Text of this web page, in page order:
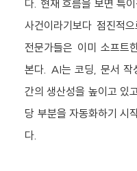
다. 현재 흐름을 보면 특
사건이라기보다 점진적
전문가들은 이미 소프트
본다. AI는 코딩, 문서 작
간의 생산성을 높이고 있
당 부분을 자동화하기 시
다.